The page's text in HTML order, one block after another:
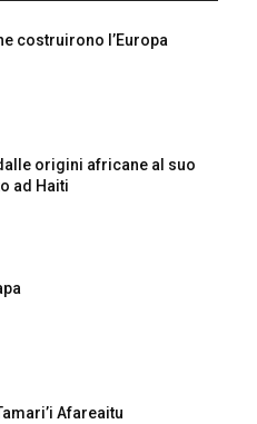
costruirono l’Europa
origini africane al suo
ad Haiti
Afareaitu